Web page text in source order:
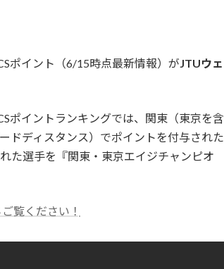
ポイント（6/15時点最新情報）がJTUウェ
ポイントランキングでは、関東（東京を含
ドディスタンス）でポイントを付与された
た選手を『関東・東京エイジチャンピオ
覧ください！